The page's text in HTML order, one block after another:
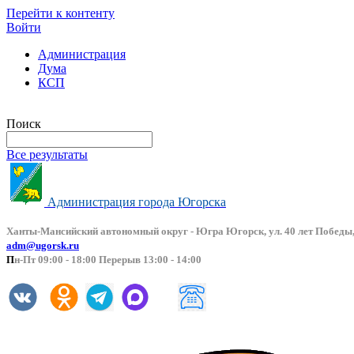
Перейти к контенту
Войти
Администрация
Дума
КСП
Поиск
Все результаты
Администрация города Югорска
Ханты-Мансийский автономный округ - Югра Югорск, ул. 40 лет
adm@ugorsk.ru
Пн-Пт 09:00 - 18:00 Перерыв 13:00 - 14:00